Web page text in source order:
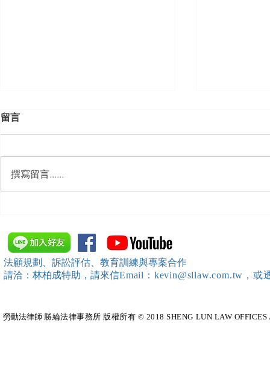
訓練）課程，邀請本所所長 邱
靖棠律師 擔任講師
留言
撰寫留言......
法顧規劃、訴訟評估、教育訓練與專案合作
請洽：林柏成特助 ，請來信Email：kevin@sllaw.com.tw，
勞動法律師​ 勝綸法律事務所 版權所有 © 2018 SHENG LUN LAW